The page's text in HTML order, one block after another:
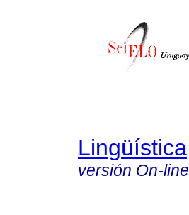
Lingüística
versión On-line